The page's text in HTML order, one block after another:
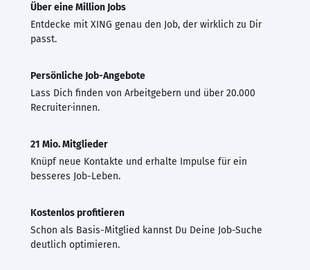
Über eine Million Jobs
Entdecke mit XING genau den Job, der wirklich zu Dir
passt.
Persönliche Job-Angebote
Lass Dich finden von Arbeitgebern und über 20.000
Recruiter·innen.
21 Mio. Mitglieder
Knüpf neue Kontakte und erhalte Impulse für ein
besseres Job-Leben.
Kostenlos profitieren
Schon als Basis-Mitglied kannst Du Deine Job-Suche
deutlich optimieren.